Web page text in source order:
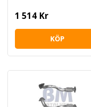
1 514 Kr
KÖP